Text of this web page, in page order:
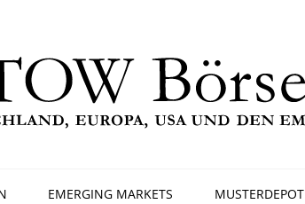
EMERGING MARKETS MUSTERDEPOT